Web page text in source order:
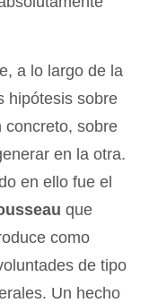
a lo largo de la
hipótesis sobre
concreto, sobre
en la otra.
en ello fue el
que
como
de tipo
Un hecho